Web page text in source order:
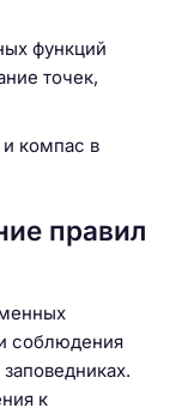
функций
точек,
компас в
правил
соблюдения
к